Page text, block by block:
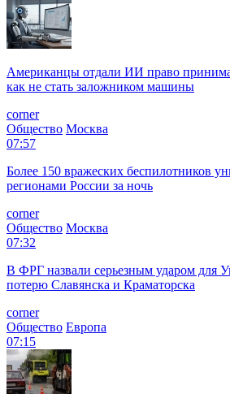
Американцы отдали ИИ право
как не стать заложником машины
corner
Общество Москва
07:57
Более 150 вражеских беспилотников
регионами России за ночь
corner
Общество Москва
07:32
В ФРГ назвали серьезным ударом для
потерю Славянска и Краматорска
corner
Общество Европа
07:15